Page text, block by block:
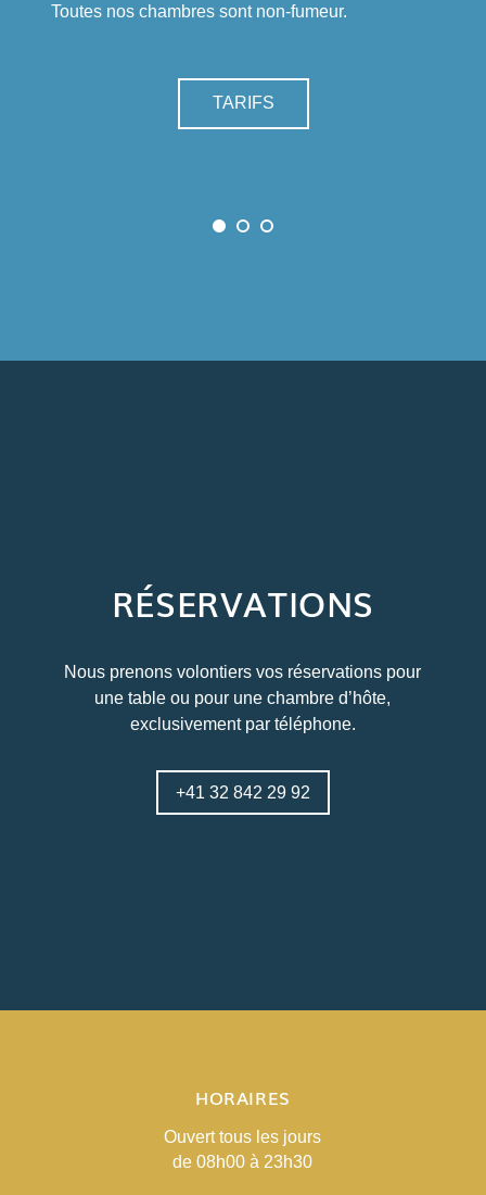
Toutes nos chambres sont non-fumeur.
TARIFS
RÉSERVATIONS
Nous prenons volontiers vos réservations pour
une table ou pour une chambre d’hôte,
exclusivement par téléphone.
+41 32 842 29 92
HORAIRES
Ouvert tous les jours
de 08h00 à 23h30